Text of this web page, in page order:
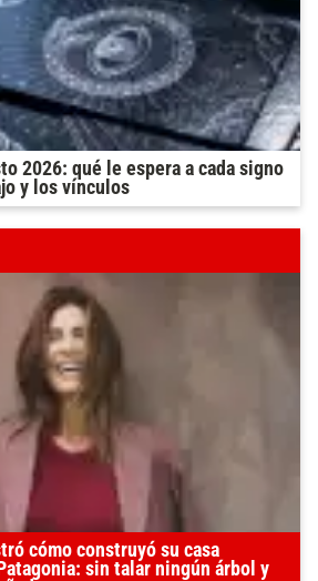
2026: qué le espera a cada signo
y los vínculos
cómo construyó su casa
sin talar ningún árbol y